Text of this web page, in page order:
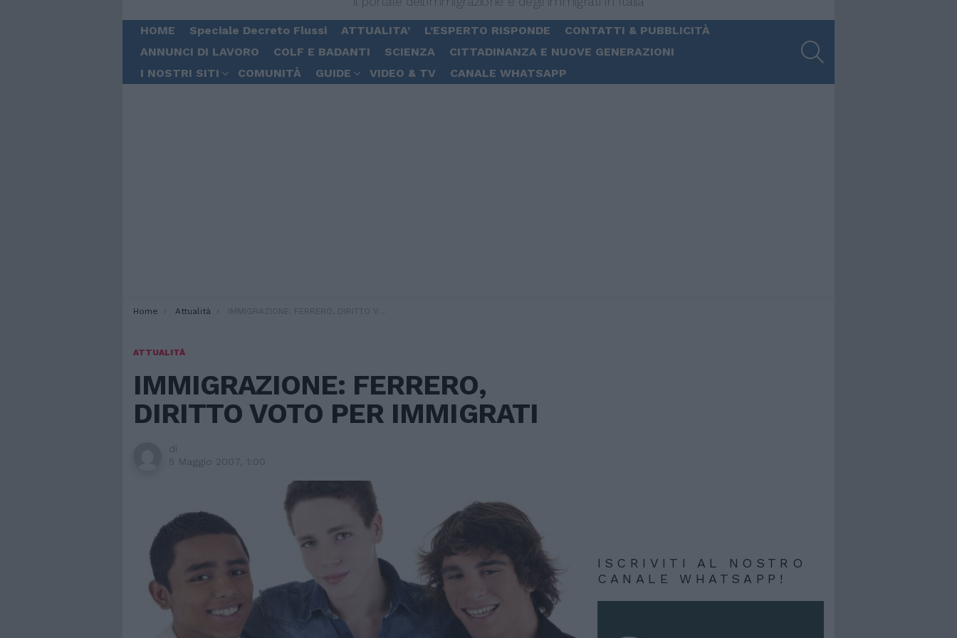
HOME Speciale Decreto Flussi ATTUALITA’ L’ESPERTO RISPONDE
CONTATTI & PUBBLICITÀ
ANNUNCI DI LAVORO
COLF E BADANTI SCIENZA
CITTADINANZA E NUOVE GENERAZIONI
I NOSTRI SITI
COMUNITÀ GUIDE VIDEO & TV CANALE WHATSAPP
You are here:
Home Attualità IMMIGRAZIONE: FERRERO, DIRITTO VOTO PER IMMIGRATI
ATTUALITÀ
IMMIGRAZIONE: FERRERO,
DIRITTO VOTO PER IMMIGRATI
di
5 Maggio 2007, 1:00
ISCRIVITI AL NOSTRO
CANALE WHATSAPP!